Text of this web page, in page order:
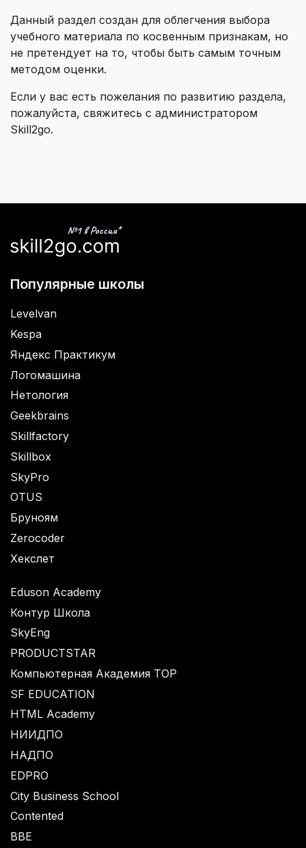
Данный раздел создан для облегчения выбора
учебного материала по косвенным признакам, но
не претендует на то, чтобы быть самым точным
методом оценки.
Если у вас есть пожелания по развитию раздела,
пожалуйста, свяжитесь с администратором
Skill2go.
Популярные школы
Levelvan
Kespa
Яндекс Практикум
Логомашина
Нетология
Geekbrains
Skillfactory
Skillbox
SkyPro
OTUS
Бруноям
Zerocoder
Хекслет
Eduson Academy
Контур Школа
SkyEng
PRODUCTSTAR
Компьютерная Академия TOP
SF EDUCATION
HTML Academy
НИИДПО
НАДПО
EDPRO
City Business School
Contented
BBE